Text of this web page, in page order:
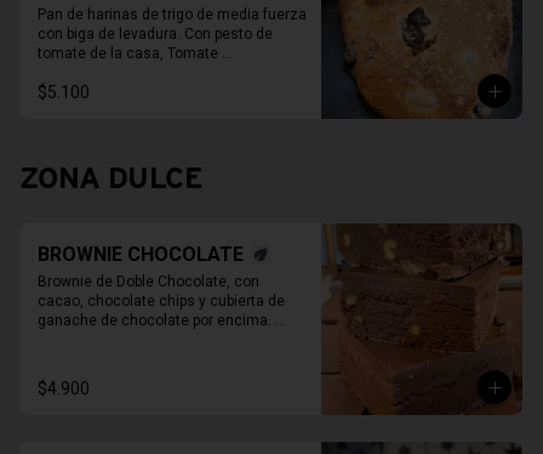
Pan de harinas de trigo de media fuerza
con biga de levadura. Con pesto de
tomate de la casa, Tomate
de oliva, y aceitunas verdes.
$5.100
ZONA DULCE
BROWNIE CHOCOLATE
Brownie de Doble Chocolate, con
cacao, chocolate chips y cubierta de
ganache de chocolate por encima.
$4.900